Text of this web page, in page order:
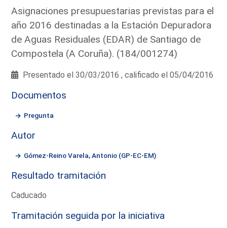
Asignaciones presupuestarias previstas para el
año 2016 destinadas a la Estación Depuradora
de Aguas Residuales (EDAR) de Santiago de
Compostela (A Coruña). (184/001274)
Presentado el 30/03/2016 , calificado el 05/04/2016
Documentos
Pregunta
Autor
Gómez-Reino Varela, Antonio (GP-EC-EM)
Resultado tramitación
Caducado
Tramitación seguida por la iniciativa